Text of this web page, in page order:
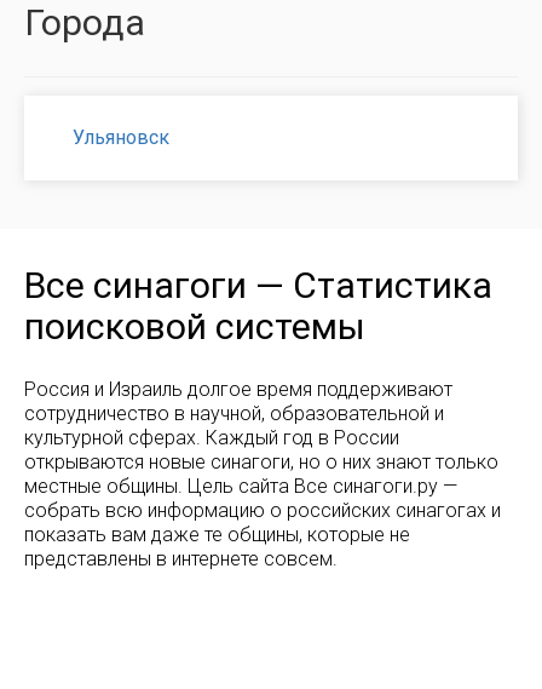
Города
Ульяновск
Все синагоги — Статистика
поисковой системы
Россия и Израиль долгое время поддерживают
сотрудничество в научной, образовательной и
культурной сферах. Каждый год в России
открываются новые синагоги, но о них знают только
местные общины. Цель сайта Все синагоги.ру —
собрать всю информацию о российских синагогах и
показать вам даже те общины, которые не
представлены в интернете совсем.